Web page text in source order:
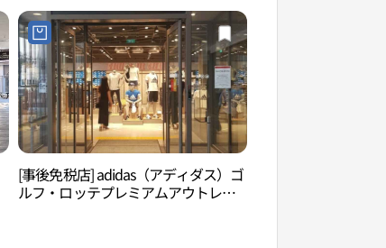
[事後免税店] adidas（アディダス）ゴ
ルフ・ロッテプレミアムアウトレッ